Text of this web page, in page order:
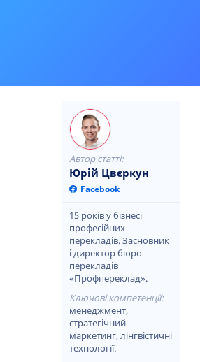
Автор статті:
Юрій Цвєркун
Facebook
15 років у бізнесі
професійних
перекладів. Засновник
і директор бюро
перекладів
«Профпереклад».
Ключові компетенції:
менеджмент,
стратегічний
маркетинг, лінгвістичні
технології.